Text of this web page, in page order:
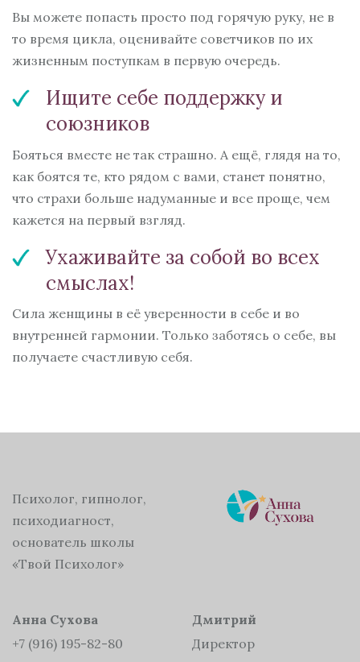
Вы можете попасть просто под горячую руку, не в
то время цикла, оценивайте советчиков по их
жизненным поступкам в первую очередь.
Ищите себе поддержку и
союзников
Бояться вместе не так страшно. А ещё, глядя на то,
как боятся те, кто рядом с вами, станет понятно,
что страхи больше надуманные и все проще, чем
кажется на первый взгляд.
Ухаживайте за собой во всех
смыслах!
Сила женщины в её уверенности в себе и во
внутренней гармонии. Только заботясь о себе, вы
получаете счастливую себя.
Психолог, гипнолог,
психодиагност,
основатель школы
«Твой Психолог»
Анна Сухова
+7 (916) 195-82-80
Дмитрий
Директор